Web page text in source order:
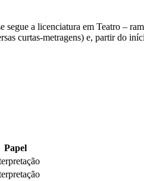
a licenciatura em Teatro –
curtas-metragens) e, partir do
Papel